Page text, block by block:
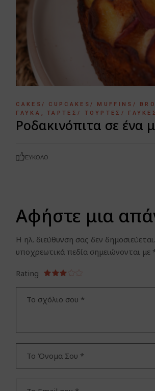
CAKES/ CUPCAKES/ MUFFINS/
ΓΛΥΚΆ
ΤΆΡΤΕΣ/ ΤΟΎΡΤΕΣ/
Ροδακινόπιτα σε ένα
ΕΎΚΟΛΟ
Αφήστε μια
Η ηλ. διεύθυνση σας δεν δημοσιεύεται.
υποχρεωτικά πεδία σημειώνονται με
Rating